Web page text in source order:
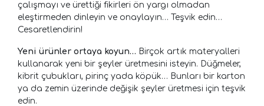
çalışmayı ve ürettiği fikirleri ön yargı olmadan
eleştirmeden dinleyin ve onaylayın… Teşvik edin…
Cesaretlendirin!
Yeni ürünler ortaya koyun… Birçok artık materyalleri
kullanarak yeni bir şeyler üretmesini isteyin. Düğmeler,
kibrit çubukları, pirinç yada köpük… Bunları bir karton
ya da zemin üzerinde değişik şeyler üretmesi için teşvik
edin.